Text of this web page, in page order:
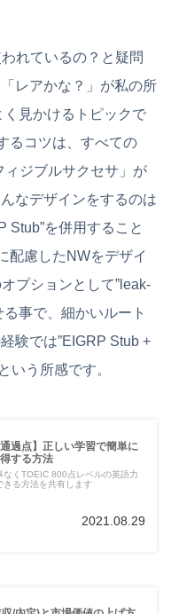
れているの？と疑問
レアかな？」が私の所
見かけるトピックで
るコツは、すべての
ィジブルサクセサ」が
なデザインをするのは
Stub”を併用すること
配慮したNWをデザイ
プションとして”leak-
事で、細かいルート
験では”EIGRP Stub +
いう所感です。
過点】正しい学習で簡単に
する方法
なくTOEIC 800点レベルの英語力
きる方法を共有します
2021.08.29